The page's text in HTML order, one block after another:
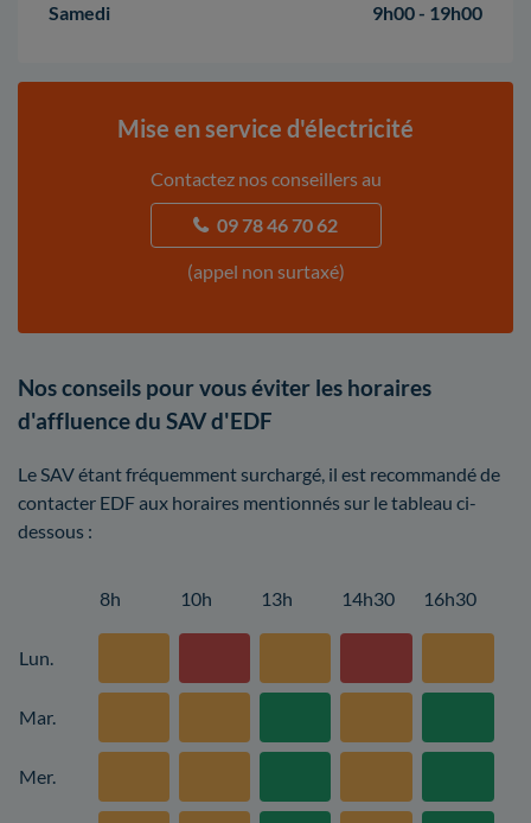
Samedi
9h00 - 19h00
Mise en service d'électricité
Contactez nos conseillers au
09 78 46 70 62
(appel non surtaxé)
Nos conseils pour vous éviter les horaires
d'affluence du SAV d'EDF
Le SAV étant fréquemment surchargé, il est recommandé de
contacter EDF aux horaires mentionnés sur le tableau ci-
dessous :
8h 10h 13h 14h30 16h30
Lun.
Mar.
Mer.